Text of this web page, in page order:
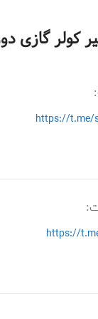
کولر گازی
https://t.me/
https://